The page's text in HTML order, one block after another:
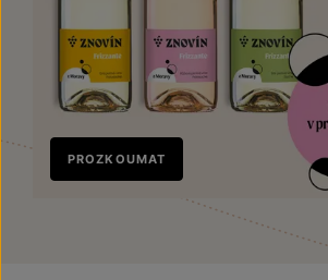
Nově
v prodeji
PROZKOUMAT